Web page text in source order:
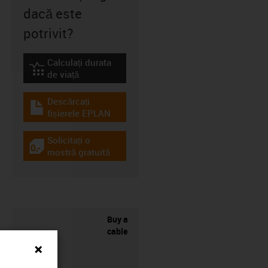
dacă este
potrivit?
igus-icon-lebensdauerrechner
Calculați durata
de viață
igus-icon-download-plan
Descărcați
fișierele EPLAN
igus-icon-gratismuster
Solicitați o
mostră gratuită
Buy a
cable